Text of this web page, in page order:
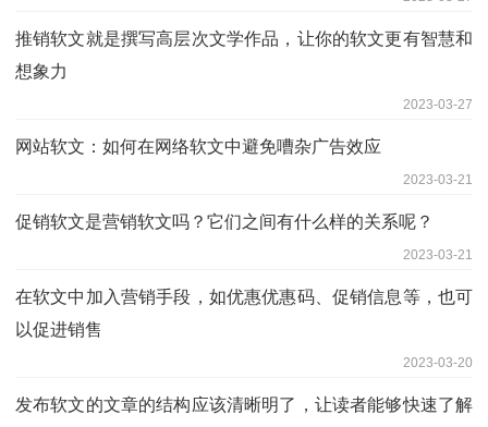
推销软文就是撰写高层次文学作品，让你的软文更有智慧和
想象力
2023-03-27
网站软文：如何在网络软文中避免嘈杂广告效应
2023-03-21
促销软文是营销软文吗？它们之间有什么样的关系呢？
2023-03-21
在软文中加入营销手段，如优惠优惠码、促销信息等，也可
以促进销售
2023-03-20
发布软文的文章的结构应该清晰明了，让读者能够快速了解